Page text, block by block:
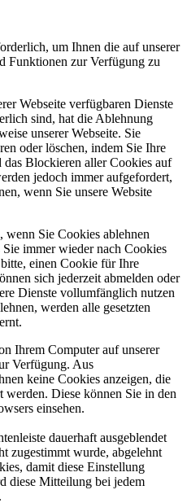
um Ihnen die auf unserer
Funktionen zur Verfügung zu
Webseite verfügbaren Dienste
sind, hat die Ablehnung
unserer Webseite. Sie
oder löschen, indem Sie Ihre
Blockieren aller Cookies auf
jedoch immer aufgefordert,
wenn Sie unsere Website
wenn Sie Cookies ablehnen
immer wieder nach Cookies
einen Cookie für Ihre
sich jederzeit abmelden oder
Dienste vollumfänglich nutzen
werden alle gesetzten
Ihrem Computer auf unserer
Verfügung. Aus
keine Cookies anzeigen, die
werden. Diese können Sie in den
einsehen.
dauerhaft ausgeblendet
zugestimmt wurde, abgelehnt
damit diese Einstellung
diese Mitteilung bei jedem